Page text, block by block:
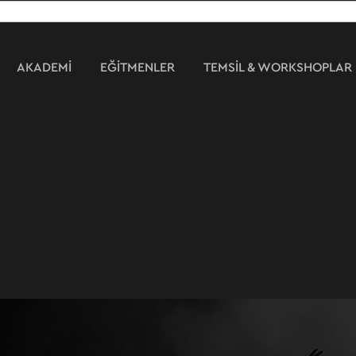
AKADEMİ EĞİTMENLER TEMSİL & WORKSHOPLAR